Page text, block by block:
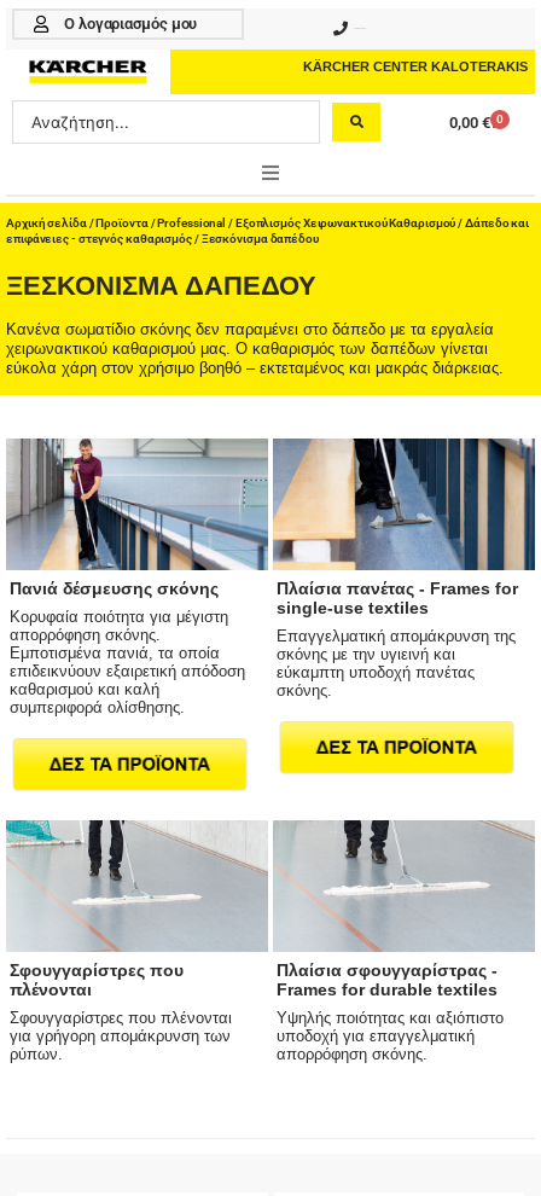
Μετάβαση
περιεχόμενο
Ο λογαριασμός μου
KÄRCHER CENTER KALOTERAKIS
Search
...
0,00 € 0
Cart
ONLINE SHOP
PROFESSIONAL
ΑΞΕΣΟΥΑΡ
ΥΠΗΡΕΣΙΕΣ-ΝΕΑ-ΛΥΣΕΙΣ
Αρχική σελίδα /Προϊοντα /Professional /Εξοπλισμός Χειρωνακτικού Καθαρισμού/Δάπεδο και
επιφάνειες - στεγνός καθαρισμός/ Ξεσκόνισμα δαπέδου
ΞΕΣΚΌΝΙΣΜΑ ΔΑΠΈΔΟΥ
Κανένα σωματίδιο σκόνης δεν παραμένει στο δάπεδο με τα εργαλεία
χειρωνακτικού καθαρισμού μας. Ο καθαρισμός των δαπέδων γίνεται
εύκολα χάρη στον χρήσιμο βοηθό – εκτεταμένος και μακράς διάρκειας.
Πανιά δέσμευσης σκόνης
Κορυφαία ποιότητα για μέγιστη
απορρόφηση σκόνης.
Εμποτισμένα πανιά, τα οποία
επιδεικνύουν εξαιρετική απόδοση
καθαρισμού και καλή
συμπεριφορά ολίσθησης.
Πλαίσια πανέτας - Frames for
single-use textiles
Επαγγελματική απομάκρυνση της
σκόνης με την υγιεινή και
εύκαμπτη υποδοχή πανέτας
σκόνης.
Σφουγγαρίστρες που
πλένονται
Σφουγγαρίστρες που πλένονται
για γρήγορη απομάκρυνση των
ρύπων.
Πλαίσια σφουγγαρίστρας -
Frames for durable textiles
Υψηλής ποιότητας και αξιόπιστο
υποδοχή για επαγγελματική
απορρόφηση σκόνης.